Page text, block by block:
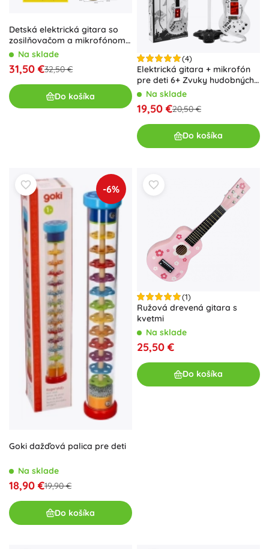
Detská elektrická gitara so
zosilňovačom a mikrofónom –
hnedá sada
Na sklade
31,50 €32,50 €
Do košíka
(4)
Elektrická gitara + mikrofón
pre deti 6+ Zvuky hudobných
nástrojov + svetlá
Na sklade
19,50 €20,50 €
Do košíka
-6%
Goki dažďová palica pre deti
Na sklade
18,90 €19,90 €
Do košíka
(1)
Ružová drevená gitara s
kvetmi
Na sklade
25,50 €
Do košíka